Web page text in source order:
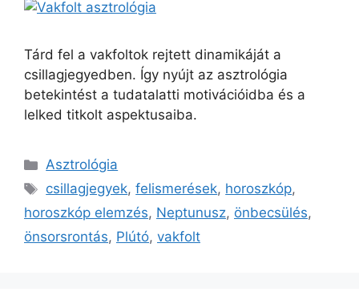
Tárd fel a vakfoltok rejtett dinamikáját a
csillagjegyedben. Így nyújt az asztrológia
betekintést a tudatalatti motivációidba és a
lelked titkolt aspektusaiba.
Kategória
Asztrológia
Címkék
csillagjegyek,felismerések, horoszkóp,
horoszkóp elemzés, Neptunusz, önbecsülés,
önsorsrontás, Plútó, vakfolt